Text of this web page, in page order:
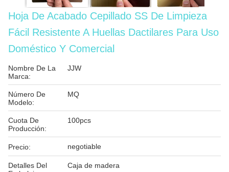
Hoja De Acabado Cepillado SS De Limpieza
Fácil Resistente A Huellas Dactilares Para Uso
Doméstico Y Comercial
Nombre De La
Marca:
JJW
Número De
Modelo:
MQ
Cuota De
Producción:
100pcs
Precio: negotiable
Detalles Del
Caja de madera